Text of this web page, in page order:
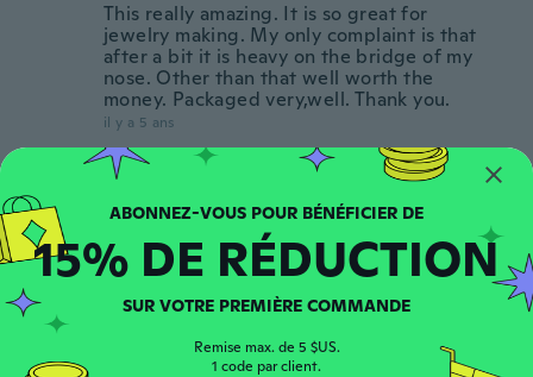
This really amazing. It is so great for
jewelry making. My only complaint is that
after a bit it is heavy on the bridge of my
nose. Other than that well worth the
money. Packaged very,well. Thank you.
il y a 5 ans
A Inscrit depuis 2017 · 16 avis
il y a 5 ans
S stella
The light into work the quality is junk
15% DE RÉDUCTION
SUR VOTRE PREMIÈRE COMMANDE
Remise max. de 5 $US.
1 code par client.